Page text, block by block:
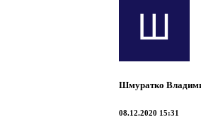
Шмуратко
08.12.2020 15:31